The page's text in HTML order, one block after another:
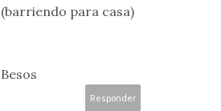
(barriendo para casa)
Besos
Responder